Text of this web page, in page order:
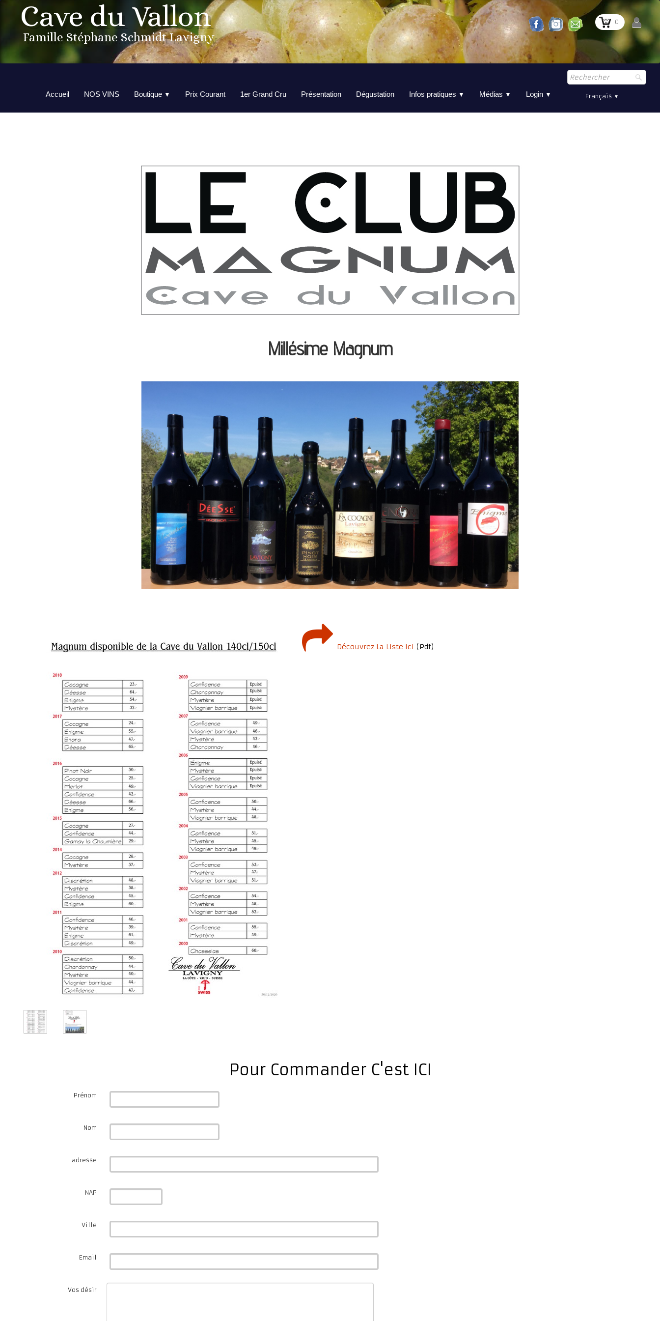
Cave du Vallon
Famille Stéphane Schmidt Lavigny
0
Accueil NOS VINS Boutique ▼ Prix Courant 1er Grand Cru Présentation Dégustation Infos pratiques ▼ Médias ▼ Login ▼ Français ▼
Millésime Magnum
Découvrez La Liste Ici (pdf)
Pour Commander C'est ICI
Prénom
Nom
adresse
NAP
Ville
Email
Vos désir